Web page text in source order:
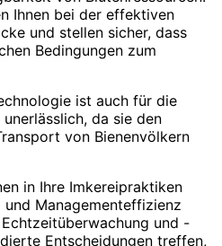
Ihnen bei der effektiven
und stellen sicher, dass
Bedingungen zum
ist auch für die
da sie den
von Bienenvölkern
in Ihre Imkereipraktiken
Managementeffizienz
und -
Entscheidungen treffen,